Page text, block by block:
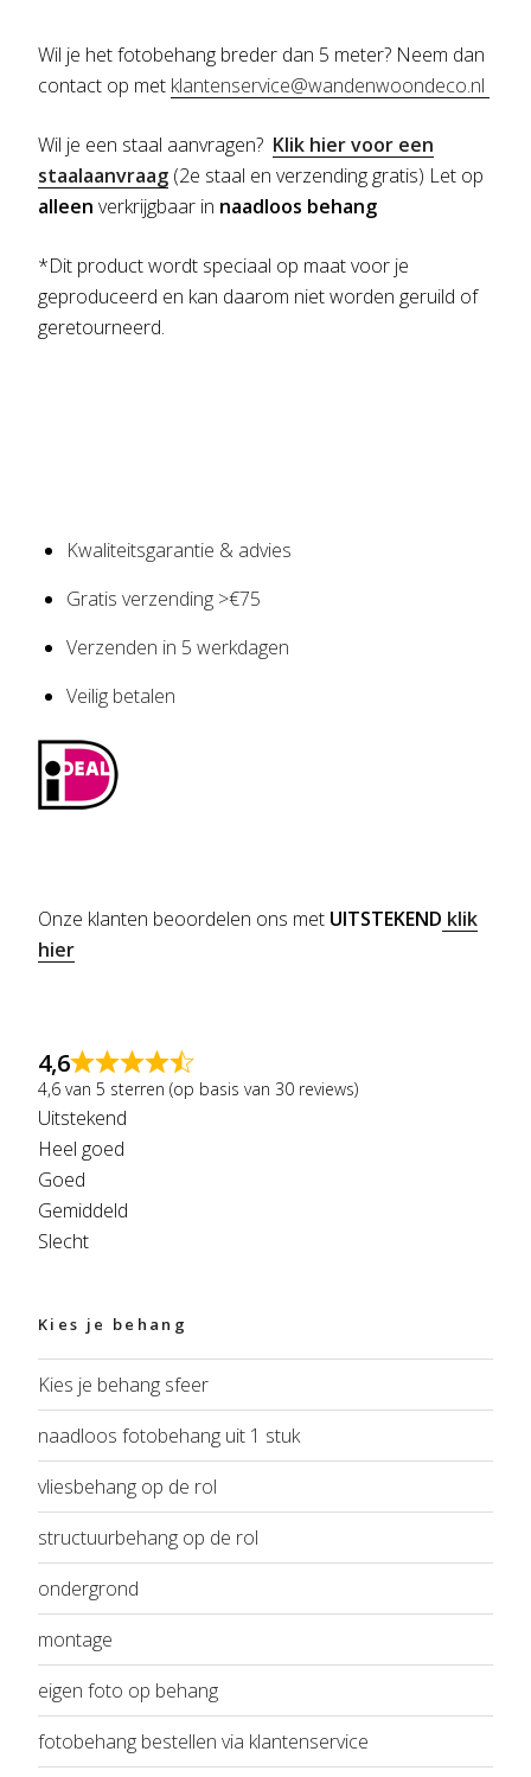
Wil je het fotobehang breder dan 5 meter? Neem dan
contact op met klantenservice@wandenwoondeco.nl
Wil je een staal aanvragen? Klik hier voor een
staalaanvraag (2e staal en verzending gratis) Let op
alleen verkrijgbaar in naadloos behang
*Dit product wordt speciaal op maat voor je
geproduceerd en kan daarom niet worden geruild of
geretourneerd.
Kwaliteitsgarantie & advies
Gratis verzending >€75
Verzenden in 5 werkdagen
Veilig betalen
Onze klanten beoordelen ons met UITSTEKEND klik
hier
4,6
4,6 van 5 sterren (op basis van 30 reviews)
Uitstekend
Heel goed
Goed
Gemiddeld
Slecht
Kies je behang
Kies je behang sfeer
naadloos fotobehang uit 1 stuk
vliesbehang op de rol
structuurbehang op de rol
ondergrond
montage
eigen foto op behang
fotobehang bestellen via klantenservice